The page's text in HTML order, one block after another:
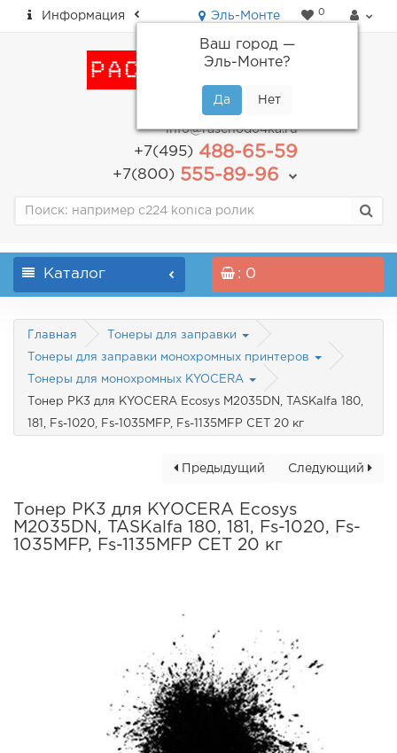
Информация Эль-Монте
Ваш город —
Эль-Монте?
0
пн-пт: с 9.00 до 18.00
info@raschodo4ka.ru
+7(495)488-65-59
+7(800)555-89-96
Каталог : 0
Главная Тонеры для заправки
Тонеры для заправки монохромных принтеров
Тонеры для монохромных KYOCERA
Тонер PK3 для KYOCERA Ecosys M2035DN, TASKalfa 180,
181, Fs-1020, Fs-1035MFP, Fs-1135MFP CET 20 кг
Следующий
Предыдущий
Тонер PK3 для KYOCERA Ecosys
M2035DN, TASKalfa 180, 181, Fs-1020, Fs-
1035MFP, Fs-1135MFP CET 20 кг